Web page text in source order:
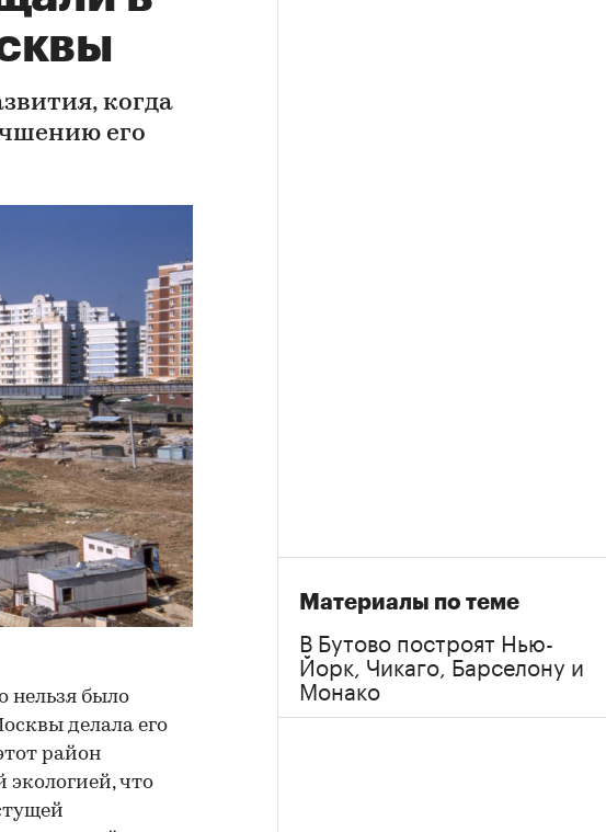
когда
его
нельзя было
делала его
район
что
Материалы по теме
В Бутово построят Нью-
Йорк, Чикаго, Барселону и
Монако